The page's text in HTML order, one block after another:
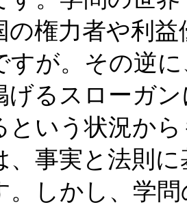
の権力者や利
すが。その逆
げるスローガ
という状況か
、事実と法則
。しかし、学